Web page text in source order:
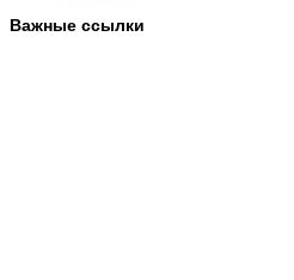
Важные ссылки